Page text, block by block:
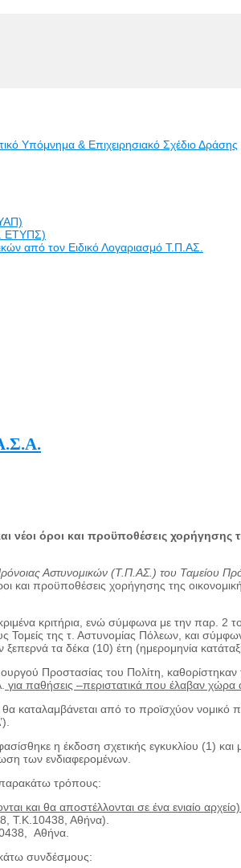
Υπόμνημα & Επιχειρησιακό Σχέδιο Δράσης
ΕΤΥΠΣ)
από τον Ειδικό Λογαριασμό Τ.Π.ΑΣ.
όροι και προϋποθέσεις χορήγησης
Αστυνομικών (Τ.Π.ΑΣ.) του
και προϋποθέσεις χορήγησης της
κριτήρια, ενώ σύμφωνα με την παρ.
Τομείς της τ. Αστυνομίας Πόλεων, και
ξεπερνά τα δέκα (10) έτη (ημερομηνία
Προστασίας του Πολίτη, καθορίστηκαν
για παθήσεις –περιστατικά που έλαβαν χώρα
θα καταλαμβάνεται από το προϊσχύον
η έκδοση σχετικής εγκυκλίου (1)
των ενδιαφερομένων.
παρακάτω τρόπους:
και θα αποστέλλονται σε ένα ενιαίο
Τ.Κ.10438, Αθήνα).
Αθήνα.
συνδέσμους: